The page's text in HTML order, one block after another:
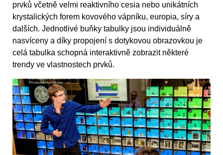
prvků včetně velmi reaktivního cesia nebo unikátních
krystalických forem kovového vápníku, europia, síry a
dalších. Jednotlivé buňky tabulky jsou individuálně
nasvíceny a díky propojení s dotykovou obrazovkou je
celá tabulka schopná interaktivně zobrazit některé
trendy ve vlastnostech prvků.